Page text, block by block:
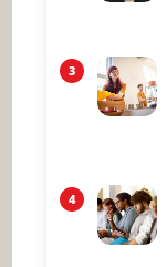
3
4